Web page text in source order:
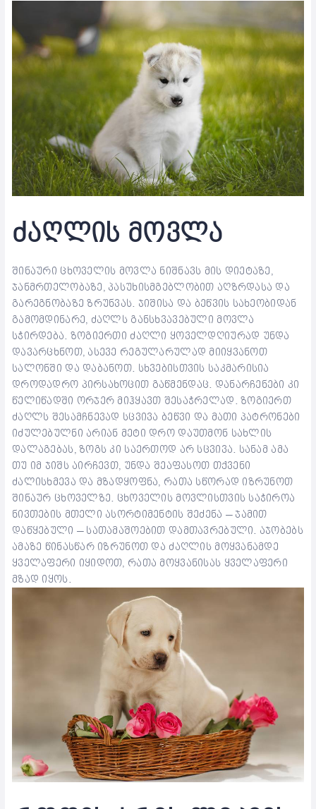
ძაღლის მოვლა
შინაური ცხოველის მოვლა ნიშნავს მის დიეტაზე,
ჯანმრთელობაზე, პასუხისმგებლობით აღზრდასა და
გარეგნობაზე ზრუნვას. ჯიშისა და ბეწვის სახეობიდან
გამომდინარე, ძაღლს განსხვავებული მოვლა
სჭირდება. ზოგიერთი ძაღლი ყოველდღიურად უნდა
დავარცხნოთ, ასევე რეგულარულად მიიყვანოთ
სალონში და დაბანოთ. სხვებისთვის საკმარისია
დროდადრო პირსახოცით გაწმენდაც. დანარჩენები კი
წელიწადში ორჯერ მიჰყავთ შესაჭრელად. ზოგიერთ
ძაღლს შესამჩნევად სცვივა ბეწვი და მათი პატრონები
იძულებულნი არიან მეტი დრო დაუთმონ სახლის
დალაგებას, ზოგს კი საერთოდ არ სცვივა. სანამ ამა
თუ იმ ჯიშს აირჩევთ, უნდა შეაფასოთ თქვენი
ძალისხმევა და მზადყოფნა, რათა სწორად იზრუნოთ
შინაურ ცხოველზე. ცხოველის მოვლისთვის საჭიროა
ნივთების მთელი ასორტიმენტის შეძენა – ჯამით
დაწყებული – სათამაშოებით დამთავრებული. აჯობებს
ამაზე წინასწარ იზრუნოთ და ძაღლის მოყვანამდე
ყველაფერი იყიდოთ, რათა მოყვანისას ყველაფერი
მზად იყოს.